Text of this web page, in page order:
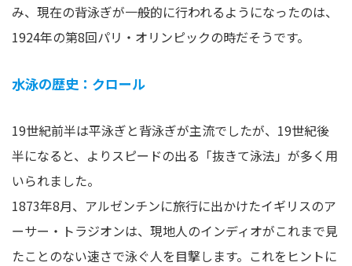
み、現在の背泳ぎが一般的に行われるようになったのは、
1924年の第8回パリ・オリンピックの時だそうです。
水泳の歴史：クロール
19世紀前半は平泳ぎと背泳ぎが主流でしたが、19世紀後
半になると、よりスピードの出る「抜きて泳法」が多く用
いられました。
1873年8月、アルゼンチンに旅行に出かけたイギリスのア
ーサー・トラジオンは、現地人のインディオがこれまで見
たことのない速さで泳ぐ人を目撃します。これをヒントに